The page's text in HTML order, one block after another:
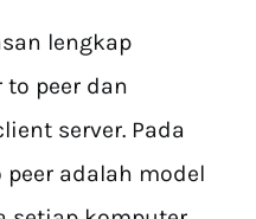
lengkap
peer dan
server. Pada
adalah model